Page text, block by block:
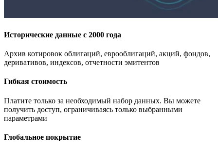
Исторические данные с 2000 года
Архив котировок облигаций, еврооблигаций, акций, фондов,
Гибкая стоимость
Платите только за необходимый набор данных. Вы можете
получить доступ, ограничиваясь только выбранными